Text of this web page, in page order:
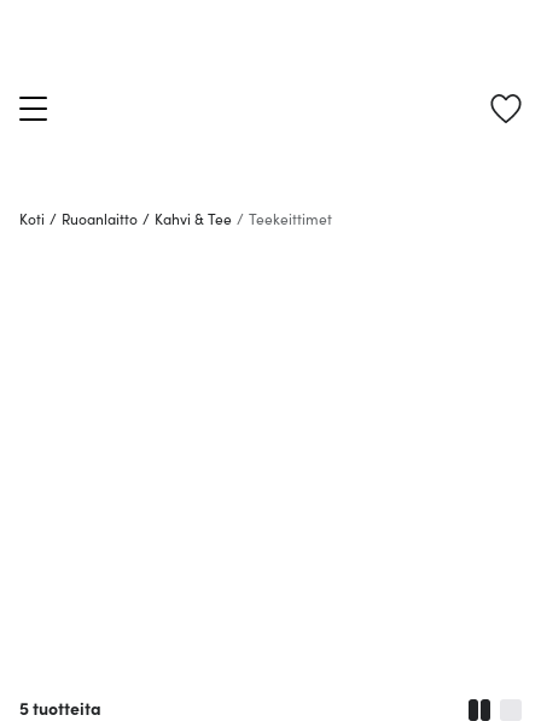
Koti / Ruoanlaitto / Kahvi & Tee / Teekeittimet
5tuotteita